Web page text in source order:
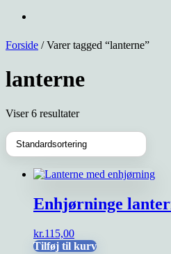
Forside / Varer tagged “lanterne”
lanterne
Viser 6 resultater
Enhjørninge
kr.115,00
Tilføj til kurv